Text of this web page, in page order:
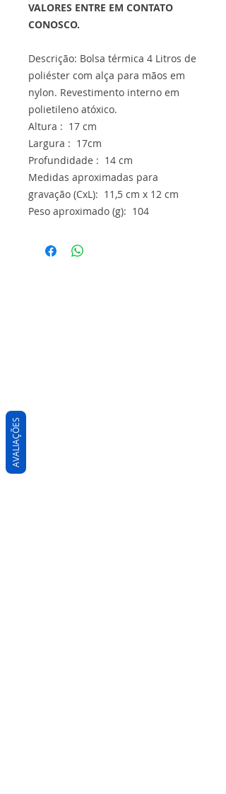
VALORES ENTRE EM CONTATO
CONOSCO.
Descrição: Bolsa térmica 4 Litros de
poliéster com alça para mãos em
nylon. Revestimento interno em
polietileno atóxico.
Altura : 17 cm
Largura : 17cm
Profundidade : 14 cm
Medidas aproximadas para
gravação (CxL): 11,5 cm x 12 cm
Peso aproximado (g): 104
AVALIAÇÕES